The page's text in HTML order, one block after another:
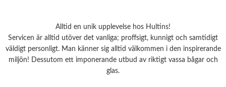
Alltid en unik upplevelse hos Hultins!
Servicen är alltid utöver det vanliga; proffsigt, kunnigt och samtidigt
väldigt personligt. Man känner sig alltid välkommen i den inspirerande
miljön! Dessutom ett imponerande utbud av riktigt vassa bågar och
glas.